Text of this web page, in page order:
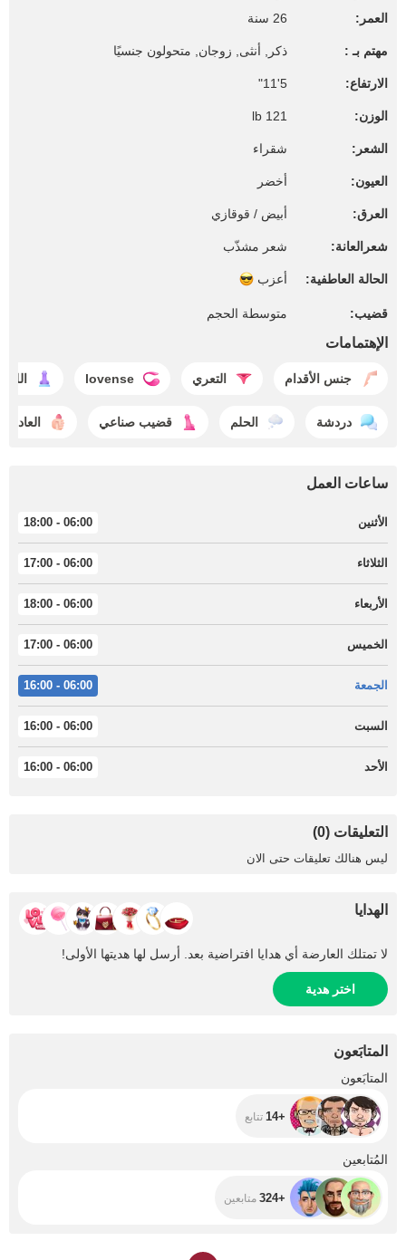
العمر: 26 سنة
مهتم بـ : ذكر, أنثى, زوجان, متحولون جنسيًا
الارتفاع: 5'11"
الوزن: 121 lb
الشعر: شقراء
العيون: أخضر
العرق: أبيض / قوقازي
شعرالعانة: شعر مشذّب
الحالة العاطفية: أعزب
قضيب: متوسطة الحجم
الإهتمامات
جنس الأقدام التعري lovense
دردشة الحلم قضيب صناعي العادة
ساعات العمل
الأثنين 06:00 - 18:00
الثلاثاء 06:00 - 17:00
الأربعاء 06:00 - 18:00
الخميس 06:00 - 17:00
الجمعة 06:00 - 16:00
السبت 06:00 - 16:00
الأحد 06:00 - 16:00
التعليقات (0)
ليس هنالك تعليقات حتى الان
الهدايا
لا تمتلك العارضة أي هدايا افتراضية بعد. أرسل لها هديتها الأولى!
اختر هدية
المتابَعون
المتابَعون
+14 تتابع
المُتابعين
+324 متابعين